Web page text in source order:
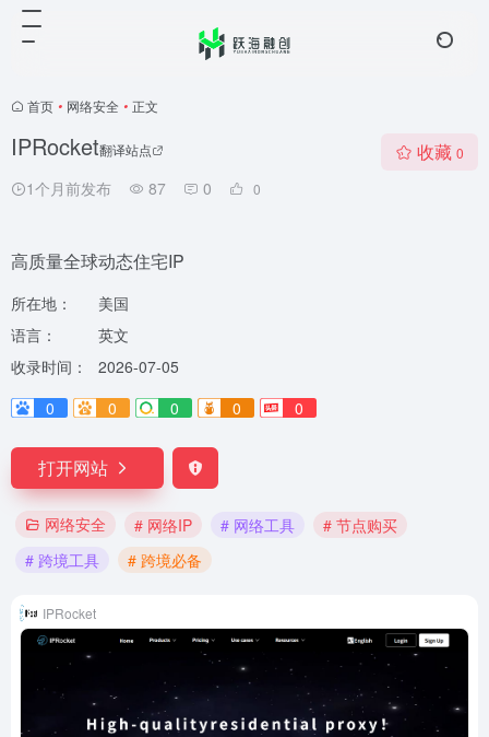
首页 • 网络安全 • 正文
IPRocket翻译站点
1个月前发布 87 0 0
收藏 0
高质量全球动态住宅IP
所在地：
美国
语言：
英文
收录时间：
2026-07-05
0
0 0 0 0
打开网站
网络安全 # 网络IP # 网络工具
# 节点购买
# 跨境工具
# 跨境必备
IPRocket